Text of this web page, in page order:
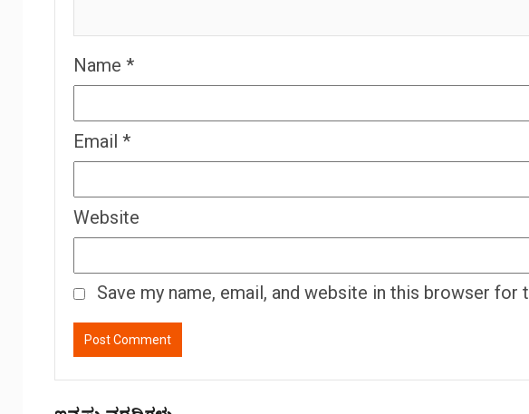
Name *
Email *
Website
Save my name, email, and website in this browser